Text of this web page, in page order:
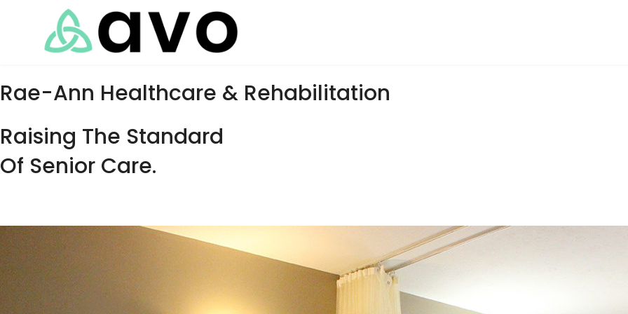
Rae-Ann Healthcare & Rehabilitation
Raising The Standard
Of Senior Care.